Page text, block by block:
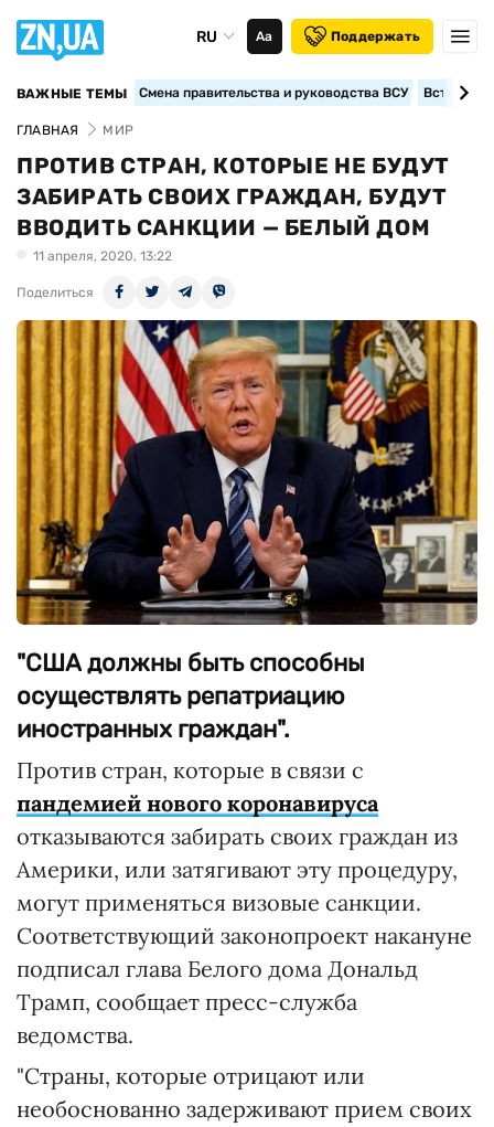
RU Аа Поддержать
ВАЖНЫЕ ТЕМЫ Смена правительства и руководства ВСУ
ГЛАВНАЯ МИР
ПРОТИВ СТРАН, КОТОРЫЕ НЕ БУДУТ
ЗАБИРАТЬ СВОИХ ГРАЖДАН, БУДУТ
ВВОДИТЬ САНКЦИИ — БЕЛЫЙ ДОМ
11 апреля, 2020, 13:22
Поделиться
"США должны быть способны
осуществлять репатриацию
иностранных граждан".
Против стран, которые в связи с
пандемией нового коронавируса
отказываются забирать своих граждан из
Америки, или затягивают эту процедуру,
могут применяться визовые санкции.
Соответствующий законопроект накануне
подписал глава Белого дома Дональд
Трамп, сообщает пресс-служба
ведомства.
"Страны, которые отрицают или
необоснованно задерживают прием своих